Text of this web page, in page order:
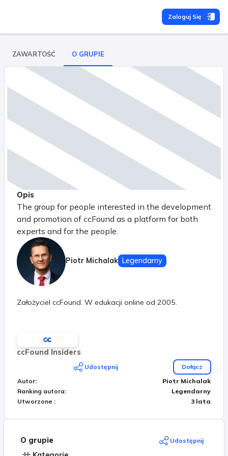
Zaloguj Się
ZAWARTOŚĆ O GRUPIE
Opis
The group for people interested in the development
and promotion of ccFound as a platform for both
experts and for the people.
Piotr Michalak Legendarny
Założyciel ccFound. W edukacji online od 2005.
ccFound Insiders
Udostępnij
Dołącz
Autor:
Piotr Michalak
Ranking autora:
Legendarny
Utworzone : 3 lata
O grupie Udostępnij